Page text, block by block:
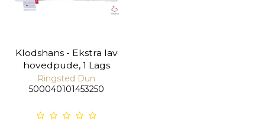
Klodshans - Ekstra lav
hovedpude, 1 Lags
Ringsted Dun
500040101453250